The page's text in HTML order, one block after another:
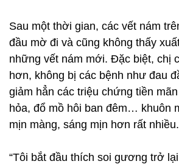
Sau một thời gian, các vết nám
đầu mờ đi và cũng không thấy
những vết nám mới. Đặc biệt, chị
hơn, không bị các bệnh như đau
giảm hẳn các triệu chứng tiền
hỏa, đổ mồ hôi ban đêm… khuôn
mịn màng, sáng mịn hơn rất nhiều.
“Tôi bắt đầu thích soi gương trở